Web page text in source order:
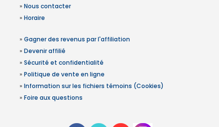
» Nous contacter
» Horaire
» Gagner des revenus par l'affiliation
» Devenir affilié
» Sécurité et confidentialité
» Politique de vente en ligne
» Information sur les fichiers témoins (Cookies)
» Foire aux questions